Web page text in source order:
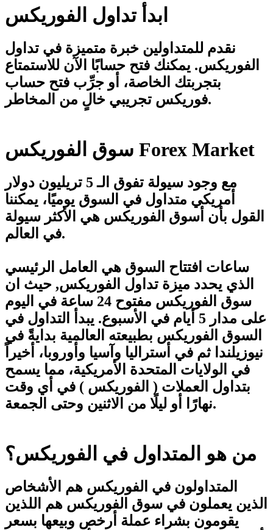
ابدأ تداول الفوريكس
نقدم للمتداولين خبرة متميزة في تداول
الفوريكس. يمكنك فتح حسابًا الآن للاستمتاع
بتجربتك الخاصة، أو جرِّب فتح حساب
فوريكس تجريبي خالٍ من المخاطر.
سوق الفوريكس Forex Market
مع وجود سيولة تفوق الـ 5 تريليون دولار
أمريكي متداول في السوق يوميًا، يمكننا
القول بأن أسوق الفوريكس هي الأكثر سيولة
في العالم.
ساعات افتتاح السوق هي العامل الرئيسي
الذي يحدد ميزة تداول الفوريكس, حيث ان
سوق الفوريكس مفتوح 24 ساعة في اليوم
على مدار 5 أيام في الأسبوع. يبدأ التداول في
السوق الفوريكس بطبيعته العالمية بدايةً في
نيوزيلندا ثم في أستراليا وآسيا وأوروبا، أخيراً
في الولايات المتحدة الأمريكية، مما يسمح
بتداول العملات ( الفوريكس ) في أي وقت
نهارًا أو ليلًا من الاثنين وحتى الجمعة.
من هو المتداول في الفوريكس؟
المتداولون في الفوريكس هم الأشخاص
الذين يعملون في سوق الفوريكس هم اللذين
يقومون بشراء عملة أرخص وبيعها بسعر